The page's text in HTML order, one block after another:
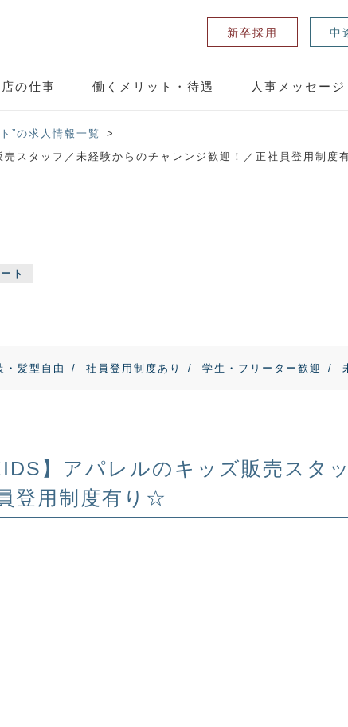
新卒採用 中
の仕事 働くメリット・待遇 人事メッセージ
”の求人情報一覧
スタッフ／未経験からのチャレンジ歓迎！／正社員登用制度
ト
・髪型自由 社員登用制度あり 学生・フリーター歓迎
】アパレルのキッズ販売スタ
登用制度有り☆